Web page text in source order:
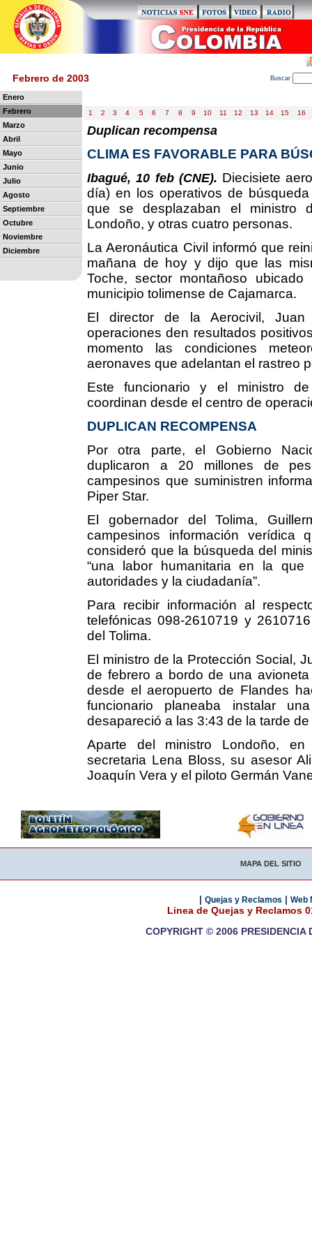
Febrero de 2003 Buscar
Enero
Febrero
Marzo
Abril
Mayo
Junio
Julio
Agosto
Septiembre
Octubre
Noviembre
Diciembre
1 2 3 4 5 6 7 8 9 10 11 12 13 14 15 16
Duplican recompensa
CLIMA ES FAVORABLE PARA
Ibagué, 10 feb (CNE). Diecisiete
día) en los operativos de
que se desplazaban el ministro
Londoño, y otras cuatro personas.
La Aeronáutica Civil informó que
mañana de hoy y dijo que las
Toche, sector montañoso
municipio tolimense de Cajamarca.
El director de la Aerocivil,
operaciones den resultados
momento las condiciones
aeronaves que adelantan el rastreo
Este funcionario y el ministro
coordinan desde el centro de
DUPLICAN RECOMPENSA
Por otra parte, el Gobierno
duplicaron a 20 millones de
campesinos que suministren
Piper Star.
El gobernador del Tolima,
campesinos información
consideró que la búsqueda del
“una labor humanitaria en la que
autoridades y la ciudadanía”.
Para recibir información al
telefónicas 098-2610719 y
del Tolima.
El ministro de la Protección Social,
de febrero a bordo de una
desde el aeropuerto de Flandes
funcionario planeaba instalar
desapareció a las 3:43 de la tarde
Aparte del ministro Londoño,
secretaria Lena Bloss, su asesor
Joaquín Vera y el piloto Germán
MAPA DEL SITIO
| Quejas y Reclamos | Web
Linea de Quejas y Reclamos
COPYRIGHT © 2006 PRESIDENCIA